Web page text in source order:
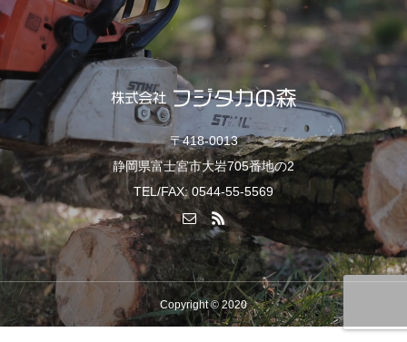
〒418-0013
静岡県富士宮市大岩705番地の2
TEL/FAX: 0544-55-5569
Copyright © 2020